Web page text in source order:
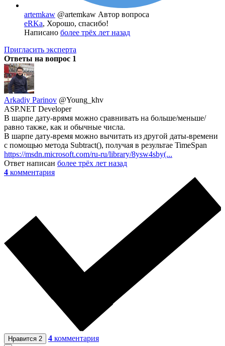
artemkaw @artemkaw Автор вопроса
eRKa, Хорошо, спасибо!
Написано более трёх лет назад
Пригласить эксперта
Ответы на вопрос 1
Arkadiy Parinov @Young_khv
ASP.NET Developer
В шарпе дату-врямя можно сравнивать на больше/меньше/
равно также, как и обычные числа.
В шарпе дату-время можно вычитать из другой даты-времени
с помощью метода Subtract(), получая в результае TimeSpan
https://msdn.microsoft.com/ru-ru/library/8ysw4sby(...
Ответ написан более трёх лет назад
4 комментария
Нравится 2 4 комментария